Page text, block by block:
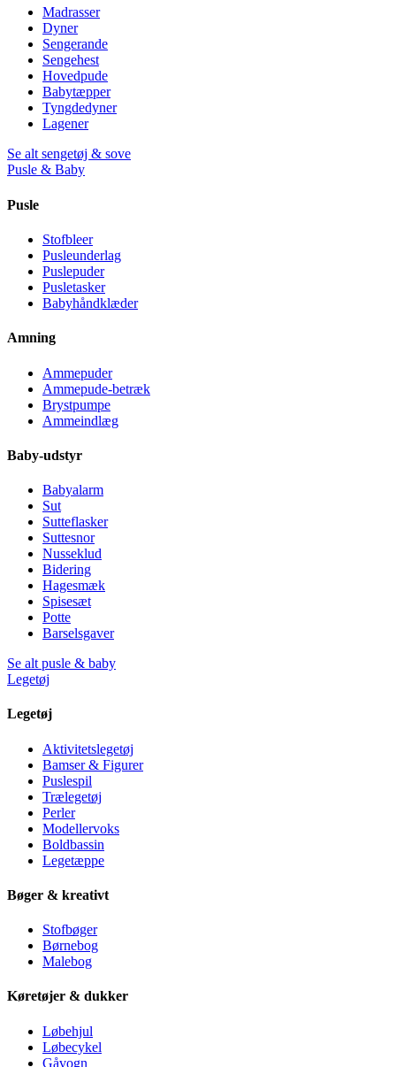
Madrasser
Dyner
Sengerande
Sengehest
Hovedpude
Babytæpper
Tyngdedyner
Lagener
Se alt sengetøj & sove
Pusle & Baby
Pusle
Stofbleer
Pusleunderlag
Puslepuder
Pusletasker
Babyhåndklæder
Amning
Ammepuder
Ammepude-betræk
Brystpumpe
Ammeindlæg
Baby-udstyr
Babyalarm
Sut
Sutteflasker
Suttesnor
Nusseklud
Bidering
Hagesmæk
Spisesæt
Potte
Barselsgaver
Se alt pusle & baby
Legetøj
Legetøj
Aktivitetslegetøj
Bamser & Figurer
Puslespil
Trælegetøj
Perler
Modellervoks
Boldbassin
Legetæppe
Bøger & kreativt
Stofbøger
Børnebog
Malebog
Køretøjer & dukker
Løbehjul
Løbecykel
Gåvogn